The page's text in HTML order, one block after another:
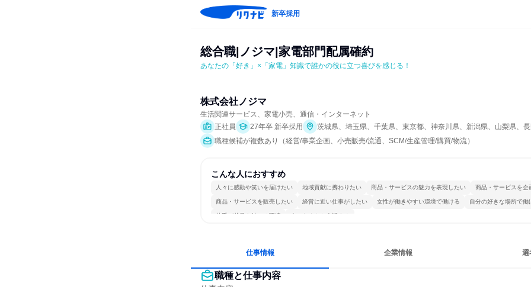
新卒採用
総合職|ノジマ|家電部門配属確約
あなたの「好き」×「家電」知識で誰かの役に立つ喜びを感じる！
株式会社ノジマ
生活関連サービス、家電小売、通信・インターネット
正社員
27年卒 新卒採用
茨城県、埼玉県、千葉県、東京都、神奈川県、新潟県、山梨県、
職種候補が複数あり（経営/事業企画、小売販売/流通、SCM/生産管理/購買/物流）
こんな人におすすめ
人々に感動や笑いを届けたい 地域貢献に携わりたい 商品・サービスの魅力を表現したい 商品・サービスを企
商品・サービスを販売したい 経営に近い仕事がしたい 女性が働きやすい環境で働ける 自分の好きな場所で働
若手が裁量を持てる環境 人とたくさん会話する
仕事情報 企業情報 選
職種と仕事内容